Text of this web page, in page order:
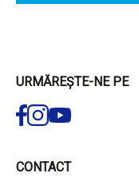
URMĂREȘTE-NE PE
CONTACT